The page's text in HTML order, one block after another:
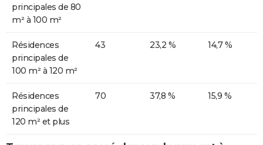
principales de 80
m² à 100 m²
Résidences
principales de
100 m² à 120 m²
43 23,2 % 14,7 %
Résidences
principales de
120 m² et plus
70 37,8 % 15,9 %